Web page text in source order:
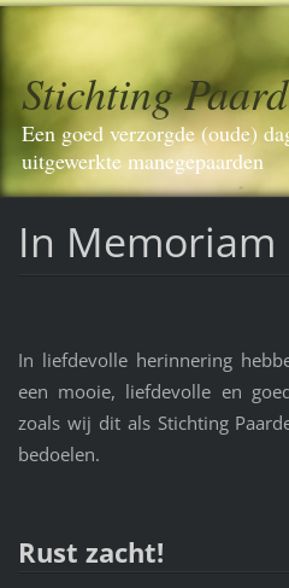
Stichting
Een goed verzorgde (oude)
uitgewerkte manegepaarden
In Memoriam
In liefdevolle herinnering
een mooie, liefdevolle en
zoals wij dit als Stichting
bedoelen.
Rust zacht!